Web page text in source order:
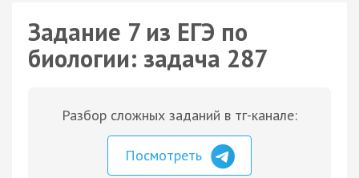
Задание 7 из ЕГЭ по
биологии: задача 287
Разбор сложных заданий в тг-канале:
Посмотреть